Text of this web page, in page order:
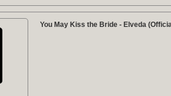
You May Kiss the Bride - Elveda